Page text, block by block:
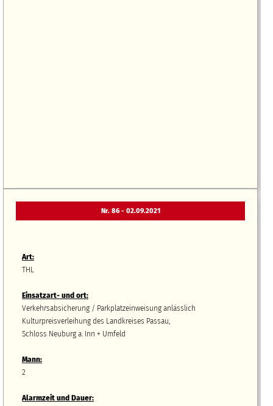
Nr. 86 - 02.09.2021
Art:
THL
Einsatzart- und ort:
Verkehrsabsicherung / Parkplatzeinweisung anlässlich
Kulturpreisverleihung des Landkreises Passau,
Schloss Neuburg a. Inn + Umfeld
Mann:
2
Alarmzeit und Dauer: